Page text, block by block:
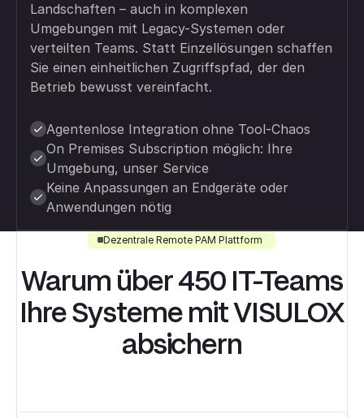
Landschaften – auch in komplexen
Umgebungen mit Legacy-Systemen oder
verteilten Teams. Statt Einzellösungen schaffen
Sie einen einheitlichen Zugriffspfad, der den
Betrieb bewusst vereinfacht.
Agentenlose Integration ohne Tool-Chaos
On Premises Subscription möglich: Ihre
Umgebung, unser Service
Keine Anpassungen an Endgeräte oder
Anwendungen nötig
Dezentrale Remote PAM Plattform
Warum über 450 IT-Teams
Ihre Systeme mit VISULOX
absichern